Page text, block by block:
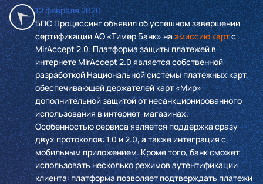
12 февраля 2020
БПС Процессинг объявил об успешном завершении
сертификации AO «Тимер Банк» наэмиссию картс
MirAccept 2.0. Платформа защиты платежей в
интернете MirAccept 2.0 является собственной
разработкой Национальной системы платежных карт,
обеспечивающей держателей карт «Мир»
дополнительной защитой от несанкционированного
использования в интернет-магазинах.
Особенностью сервиса является поддержка сразу
двух протоколов: 1.0 и 2.0, а также интеграция с
мобильным приложением. Кроме того, банк сможет
использовать несколько режимов аутентификации
клиента: платформа позволяет подтверждать платежи